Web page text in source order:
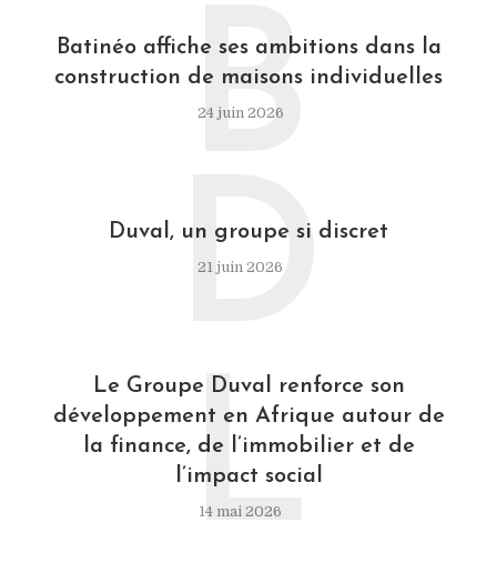
Batinéo affiche ses ambitions dans la
construction de maisons individuelles
24 juin 2026
B
Duval, un groupe si discret
21 juin 2026
D
Le Groupe Duval renforce son
développement en Afrique autour de
la finance, de l’immobilier et de
l’impact social
14 mai 2026
L